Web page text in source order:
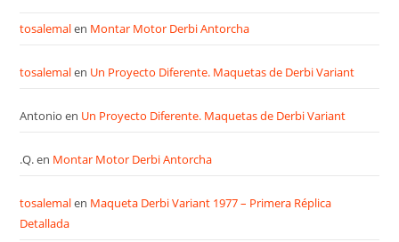
tosalemalen Montar Motor Derbi Antorcha
tosalemalen Un Proyecto Diferente. Maquetas de Derbi Variant
Antonio en Un Proyecto Diferente. Maquetas de Derbi Variant
.Q.en Montar Motor Derbi Antorcha
tosalemalen Maqueta Derbi Variant 1977 – Primera Réplica
Detallada